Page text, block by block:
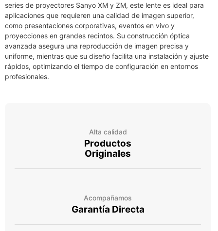
series de proyectores Sanyo XM y ZM, este lente es ideal para
aplicaciones que requieren una calidad de imagen superior,
como presentaciones corporativas, eventos en vivo y
proyecciones en grandes recintos. Su construcción óptica
avanzada asegura una reproducción de imagen precisa y
uniforme, mientras que su diseño facilita una instalación y ajuste
rápidos, optimizando el tiempo de configuración en entornos
profesionales.​
Alta calidad
Productos
Originales
Acompañamos
Garantía Directa